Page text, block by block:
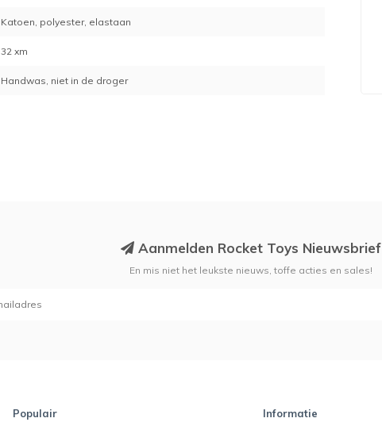
Katoen, polyester, elastaan
32 xm
Handwas, niet in de droger
Aanmelden Rocket Toys Nieuwsbrief
En mis niet het leukste nieuws, toffe acties en sales!
Populair Informatie